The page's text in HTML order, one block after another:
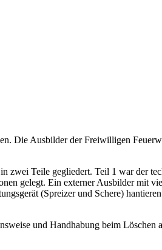
Die Ausbilder der Freiwilligen
zwei Teile gegliedert. Teil 1 war der
gelegt. Ein externer Ausbilder mit
(Spreizer und Schere)
und Handhabung beim Löschen